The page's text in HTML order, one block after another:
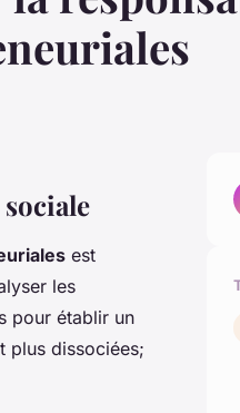
est
les
pour établir un
plus dissociées;